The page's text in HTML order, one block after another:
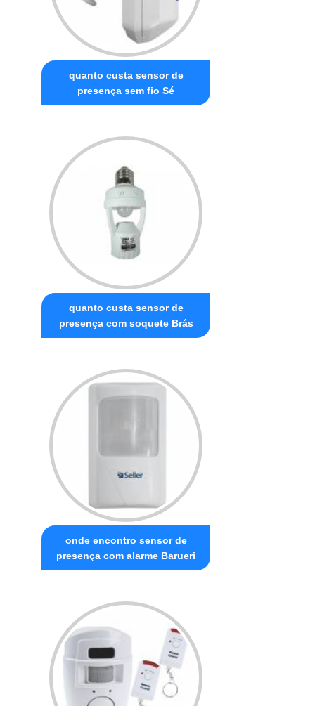
quanto custa sensor de
presença sem fio Sé
quanto custa sensor de
presença com soquete Brás
onde encontro sensor de
presença com alarme Barueri